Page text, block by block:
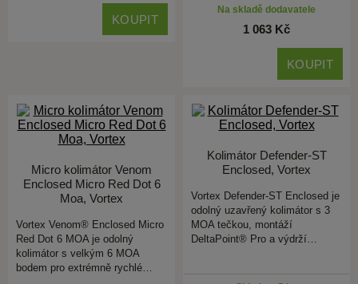
KOUPIT
Na skladě dodavatele
1 063 Kč
KOUPIT
Micro kolimátor Venom
Enclosed Micro Red Dot 6
Moa, Vortex
Vortex Venom® Enclosed Micro
Red Dot 6 MOA je odolný
kolimátor s velkým 6 MOA
bodem pro extrémně rychlé…
Kolimátor Defender-ST
Enclosed, Vortex
Vortex Defender-ST Enclosed je
odolný uzavřený kolimátor s 3
MOA tečkou, montáží
DeltaPoint® Pro a výdrží…